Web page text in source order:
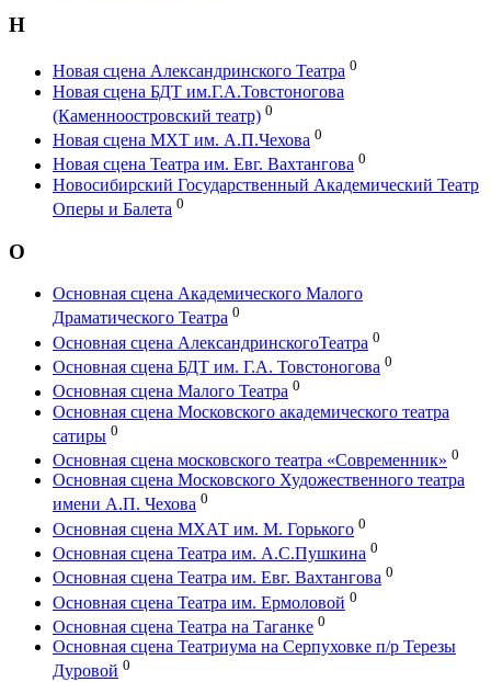
Н
Новая сцена Александринского Театра 0
Новая сцена БДТ им.Г.А.Товстоногова
(Каменноостровский театр) 0
Новая сцена МХТ им. А.П.Чехова 0
Новая сцена Театра им. Евг. Вахтангова 0
Новосибирский Государственный Академический Театр
Оперы и Балета 0
О
Основная сцена Академического Малого
Драматического Театра 0
Основная сцена АлександринскогоТеатра 0
Основная сцена БДТ им. Г.А. Товстоногова 0
Основная сцена Малого Театра 0
Основная сцена Московского академического театра
сатиры 0
Основная сцена московского театра «Современник» 0
Основная сцена Московского Художественного театра
имени А.П. Чехова 0
Основная сцена МХАТ им. М. Горького 0
Основная сцена Театра им. А.С.Пушкина 0
Основная сцена Театра им. Евг. Вахтангова 0
Основная сцена Театра им. Ермоловой 0
Основная сцена Театра на Таганке 0
Основная сцена Театриума на Серпуховке п/р Терезы
Дуровой 0